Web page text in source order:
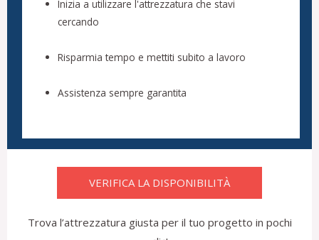
Inizia a utilizzare l'attrezzatura che stavi
cercando
Risparmia tempo e mettiti subito a lavoro
Assistenza sempre garantita
VERIFICA LA DISPONIBILITÀ
Trova l’attrezzatura giusta per il tuo progetto in pochi